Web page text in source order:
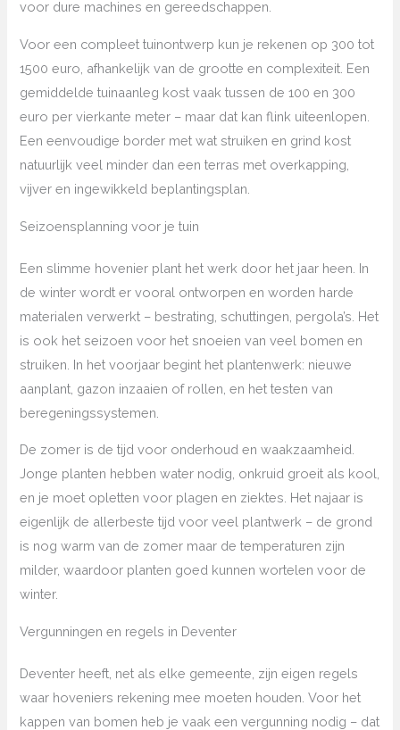
voor dure machines en gereedschappen.
Voor een compleet tuinontwerp kun je rekenen op 300 tot
1500 euro, afhankelijk van de grootte en complexiteit. Een
gemiddelde tuinaanleg kost vaak tussen de 100 en 300
euro per vierkante meter – maar dat kan flink uiteenlopen.
Een eenvoudige border met wat struiken en grind kost
natuurlijk veel minder dan een terras met overkapping,
vijver en ingewikkeld beplantingsplan.
Seizoensplanning voor je tuin
Een slimme hovenier plant het werk door het jaar heen. In
de winter wordt er vooral ontworpen en worden harde
materialen verwerkt – bestrating, schuttingen, pergola’s. Het
is ook het seizoen voor het snoeien van veel bomen en
struiken. In het voorjaar begint het plantenwerk: nieuwe
aanplant, gazon inzaaien of rollen, en het testen van
beregeningssystemen.
De zomer is de tijd voor onderhoud en waakzaamheid.
Jonge planten hebben water nodig, onkruid groeit als kool,
en je moet opletten voor plagen en ziektes. Het najaar is
eigenlijk de allerbeste tijd voor veel plantwerk – de grond
is nog warm van de zomer maar de temperaturen zijn
milder, waardoor planten goed kunnen wortelen voor de
winter.
Vergunningen en regels in Deventer
Deventer heeft, net als elke gemeente, zijn eigen regels
waar hoveniers rekening mee moeten houden. Voor het
kappen van bomen heb je vaak een vergunning nodig – dat